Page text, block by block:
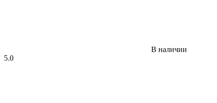
В наличии
5.0